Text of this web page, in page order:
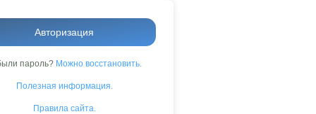
Авторизация
пароль? Можно восстановить.
Полезная информация.
Правила сайта.